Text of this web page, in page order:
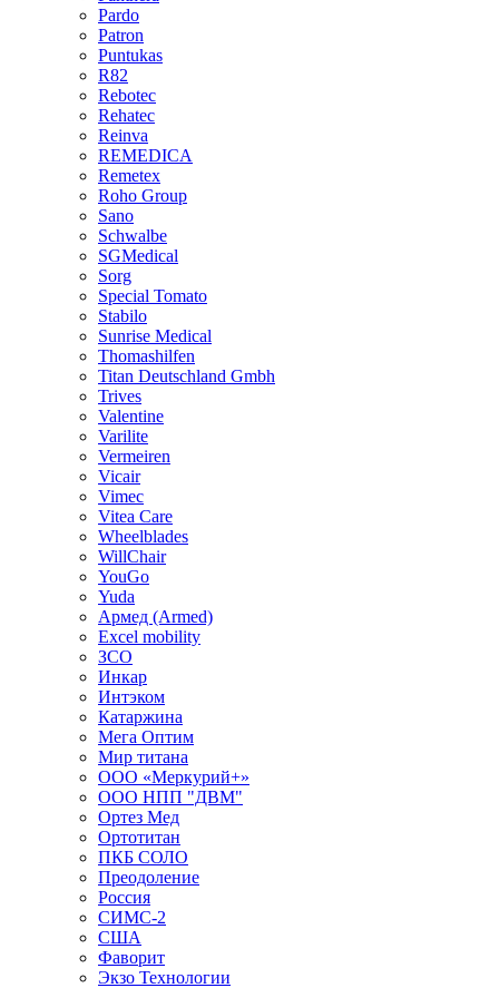
Pardo
Patron
Puntukas
R82
Rebotec
Rehatec
Reinva
REMEDICA
Remetex
Roho Group
Sano
Schwalbe
SGMedical
Sorg
Special Tomato
Stabilo
Sunrise Medical
Thomashilfen
Titan Deutschland Gmbh
Trives
Valentine
Varilite
Vermeiren
Vicair
Vimec
Vitea Care
Wheelblades
WillChair
YouGo
Yuda
Армед (Armed)
Еxcel mobility
ЗСО
Инкар
Интэком
Катаржина
Мега Оптим
Мир титана
ООО «Меркурий+»
ООО НПП "ДВМ"
Ортез Мед
Ортотитан
ПКБ СОЛО
Преодоление
Россия
СИМС-2
США
Фаворит
Экзо Технологии